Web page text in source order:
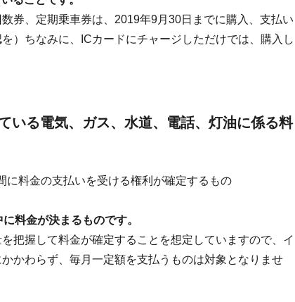
券、定期乗車券は、2019年9月30日までに購入、支払い
）ちなみに、ICカードにチャージしただけでは、購入し
いる電気、ガス、水道、電話、灯油に係る料
料金の支払いを受ける権利が確定するもの
料金が決まるものです。
把握して料金が確定することを想定していますので、イ
かわらず、毎月一定額を支払うものは対象となりませ